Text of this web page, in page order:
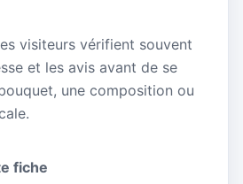
visiteurs vérifient souvent
et les avis avant de se
une composition ou
fiche